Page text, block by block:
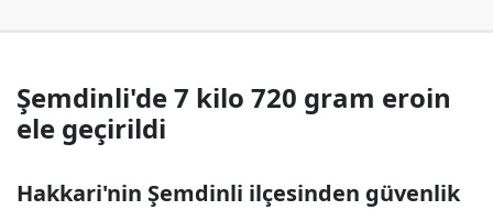
Şemdinli'de 7 kilo 720 gram eroin
ele geçirildi
Hakkari'nin Şemdinli ilçesinden güvenlik